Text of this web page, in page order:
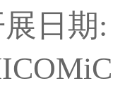
举办
日期